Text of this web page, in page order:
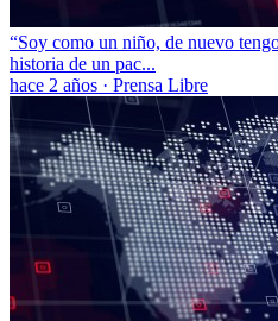
“Soy como un niño, de nuevo
historia de un pac...
hace 2 años · Prensa Libre